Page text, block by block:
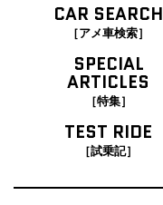
CAR SEARCH
［アメ車検索］
SPECIAL
ARTICLES
［特集］
TEST RIDE
［試乗記］